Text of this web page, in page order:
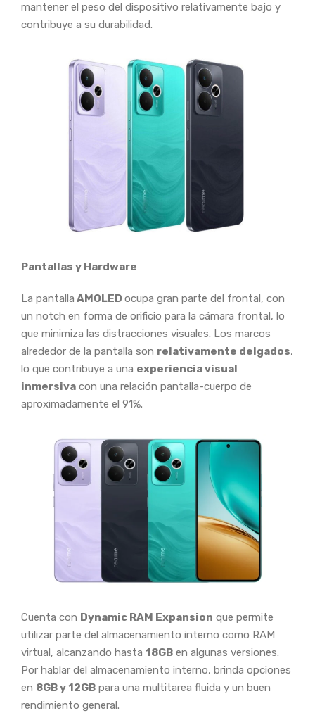
mantener el peso del dispositivo relativamente bajo y
contribuye a su durabilidad.
Pantallas y Hardware
La pantalla AMOLED ocupa gran parte del frontal, con
un notch en forma de orificio para la cámara frontal, lo
que minimiza las distracciones visuales. Los marcos
alrededor de la pantalla son relativamente delgados,
lo que contribuye a una experiencia visual
inmersiva con una relación pantalla-cuerpo de
aproximadamente el 91%.
Cuenta con Dynamic RAM Expansion que permite
utilizar parte del almacenamiento interno como RAM
virtual, alcanzando hasta 18GB en algunas versiones.
Por hablar del almacenamiento interno, brinda opciones
en 8GB y 12GB para una multitarea fluida y un buen
rendimiento general.